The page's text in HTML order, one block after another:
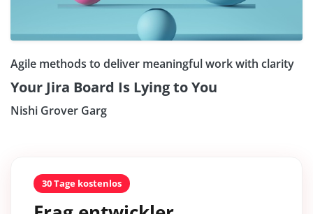
Agile methods to deliver meaningful work with clarity
Your Jira Board Is Lying to You
Nishi Grover Garg
30 Tage kostenlos